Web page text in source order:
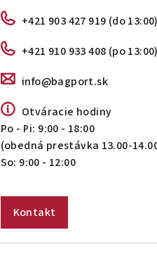
+421 903 427 919 (do 13:00)
+421 910 933 408 (po 13:00)
info@bagport.sk
Otváracie hodiny
Po - Pi: 9:00 - 18:00
(obedná prestávka 13.00-
So: 9:00 - 12:00
Kontakt